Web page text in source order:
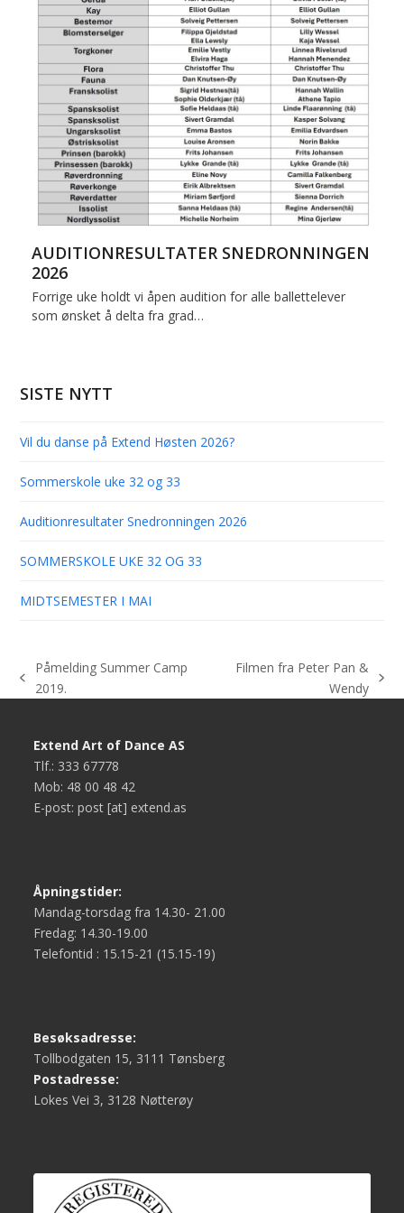
AUDITIONRESULTATER SNEDRONNINGEN
2026
Forrige uke holdt vi åpen audition for alle ballettelever
som ønsket å delta fra grad…
SISTE NYTT
Vil du danse på Extend Høsten 2026?
Sommerskole uke 32 og 33
Auditionresultater Snedronningen 2026
SOMMERSKOLE UKE 32 OG 33
MIDTSEMESTER I MAI
previous
Påmelding Summer Camp
2019.
Filmen fra Peter Pan &
Wendy
Extend Art of Dance AS
Tlf.: 333 67778
Mob: 48 00 48 42
E-post: post [at] extend.as
Åpningstider:
Mandag-torsdag fra 14.30- 21.00
Fredag: 14.30-19.00
Telefontid : 15.15-21 (15.15-19)
Besøksadresse:
Tollbodgaten 15, 3111 Tønsberg
Postadresse:
Lokes Vei 3, 3128 Nøtterøy